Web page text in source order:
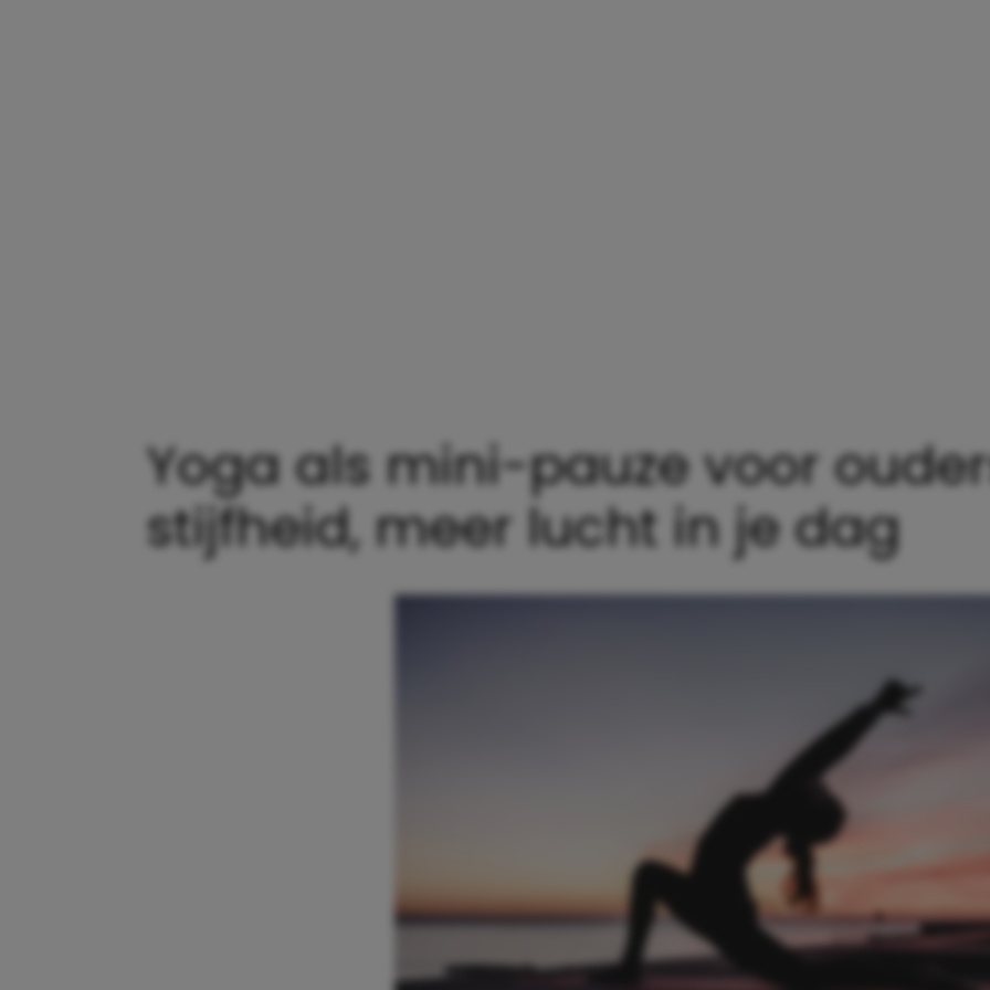
Yoga als mini-pauze voor
stijfheid, meer lucht in je dag